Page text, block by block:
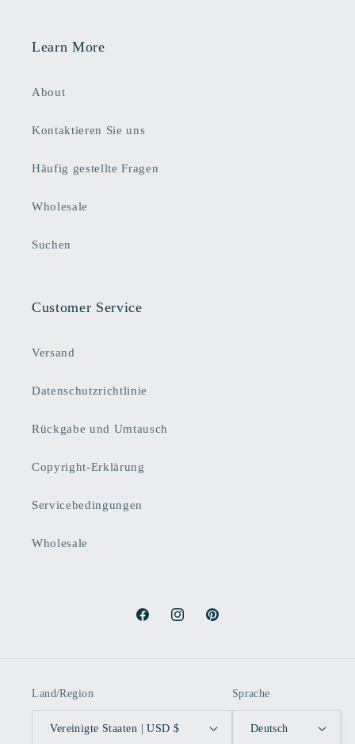
Learn More
About
Kontaktieren Sie uns
Häufig gestellte Fragen
Wholesale
Suchen
Customer Service
Versand
Datenschutzrichtlinie
Rückgabe und Umtausch
Copyright-Erklärung
Servicebedingungen
Wholesale
FacebookInstagramPinterest
Land/Region
Vereinigte Staaten | USD $
Sprache
Deutsch